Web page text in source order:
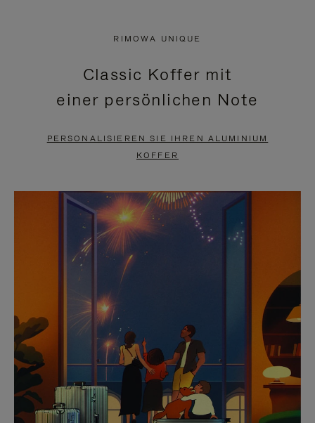
PAUSIERT,
BITTE
DRÜCKEN
ANZUHALTEN
KLICKEN
SIE
ZUM
AUFHEBEN
STUMMSCHALTUNG
RIMOWA UNIQUE
Classic Koffer mit
einer persönlichen Note
PERSONALISIEREN SIE IHREN ALUMINIUM
KOFFER